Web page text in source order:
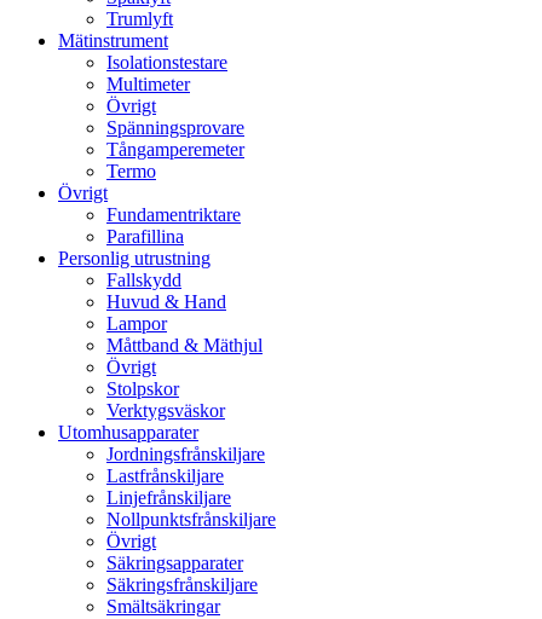
Trumlyft
Mätinstrument
Isolationstestare
Multimeter
Övrigt
Spänningsprovare
Tångamperemeter
Termo
Övrigt
Fundamentriktare
Parafillina
Personlig utrustning
Fallskydd
Huvud & Hand
Lampor
Måttband & Mäthjul
Övrigt
Stolpskor
Verktygsväskor
Utomhusapparater
Jordningsfrånskiljare
Lastfrånskiljare
Linjefrånskiljare
Nollpunktsfrånskiljare
Övrigt
Säkringsapparater
Säkringsfrånskiljare
Smältsäkringar